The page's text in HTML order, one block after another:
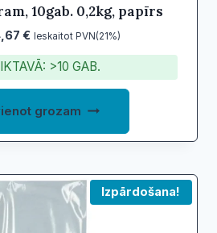
10gab. 0,2kg, papīrs
€.
€Current
price
is:
4,67 €.
Ieskaitot PVN(21%)
>10 GAB.
grozam
Izpārdošana!